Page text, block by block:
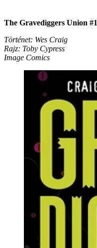
The Gravediggers Union #1
Történet: Wes Craig
Rajz: Toby Cypress
Image Comics